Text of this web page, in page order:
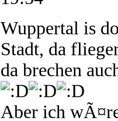
Wuppertal is
Stadt, da
da brechen
Aber ich